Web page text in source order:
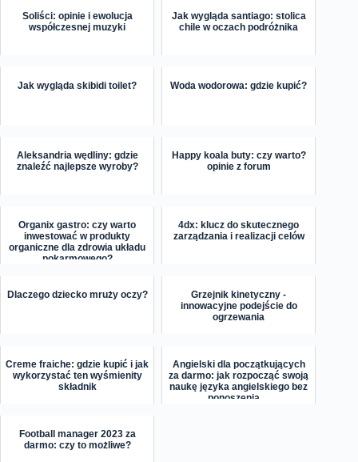
Soliści: opinie i ewolucja
współczesnej muzyki
Jak wygląda santiago: stolica
chile w oczach podróżnika
Jak wygląda skibidi toilet? Woda wodorowa: gdzie kupić?
Aleksandria wędliny: gdzie
znaleźć najlepsze wyroby?
Happy koala buty: czy warto?
opinie z forum
Organix gastro: czy warto
inwestować w produkty
organiczne dla zdrowia układu
pokarmowego?
4dx: klucz do skutecznego
zarządzania i realizacji celów
Dlaczego dziecko mruży oczy?
Grzejnik kinetyczny -
innowacyjne podejście do
ogrzewania
Creme fraiche: gdzie kupić i jak
wykorzystać ten wyśmienity
składnik
Angielski dla początkujących
za darmo: jak rozpocząć swoją
naukę języka angielskiego bez
ponoszenia ...
Football manager 2023 za
darmo: czy to możliwe?